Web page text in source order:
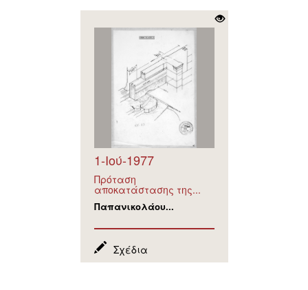
1-Ιού-1977
Πρόταση
αποκατάστασης της...
Παπανικολάου...
Σχέδια